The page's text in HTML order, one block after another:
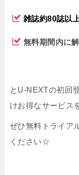
雑誌約80誌以
無料期間内に
とU-NEXTの初回
けお得なサービス
ぜひ無料トライア
ください☆